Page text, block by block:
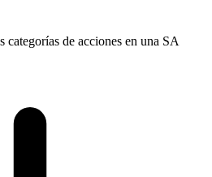
categorías de acciones en una SA